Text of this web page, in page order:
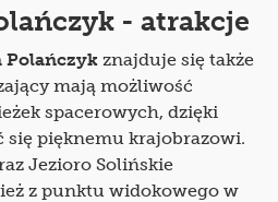
- atrakcje
Polańczyk znajduje się także
mają możliwość
spacerowych, dzięki
się pięknemu krajobrazowi.
Jezioro Solińskie
z punktu widokowego w